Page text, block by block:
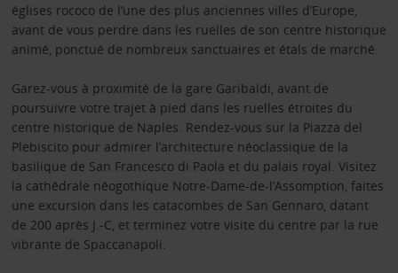
églises rococo de l’une des plus anciennes villes d’Europe,
avant de vous perdre dans les ruelles de son centre historique
animé, ponctué de nombreux sanctuaires et étals de marché.
Garez-vous à proximité de la gare Garibaldi, avant de
poursuivre votre trajet à pied dans les ruelles étroites du
centre historique de Naples. Rendez-vous sur la Piazza del
Plebiscito pour admirer l’architecture néoclassique de la
basilique de San Francesco di Paola et du palais royal. Visitez
la cathédrale néogothique Notre-Dame-de-l’Assomption, faites
une excursion dans les catacombes de San Gennaro, datant
de 200 après J.-C, et terminez votre visite du centre par la rue
vibrante de Spaccanapoli.